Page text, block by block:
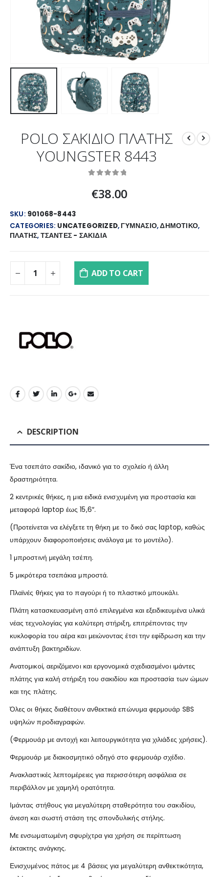
POLO ΣΑΚΙΔΙΟ ΠΛΑΤΗΣ
YOUNGSTER 8443
€38.00
SKU: 901068-8443
CATEGORIES: UNCATEGORIZED, ΓΥΜΝΑΣΙΟ,ΔΗΜΟΤΙΚΟ,
ΠΛΑΤΗΣ, ΤΣΑΝΤΕΣ - ΣΑΚΙΔΙΑ
ADD TO CART
DESCRIPTION
Ένα τσεπάτο σακίδιο, ιδανικό για το σχολείο ή άλλη
δραστηριότητα.
2 κεντρικές θήκες, η μια ειδικά ενισχυμένη για προστασία και
μεταφορά laptop έως 15,6″.
(Προτείνεται να ελέγξετε τη θήκη με το δικό σας laptop, καθώς
υπάρχουν διαφοροποιήσεις ανάλογα με το μοντέλο).
1 μπροστινή μεγάλη τσέπη.
5 μικρότερα τσεπάκια μπροστά.
Πλαϊνές θήκες για το παγούρι ή το πλαστικό μπουκάλι.
Πλάτη κατασκευασμένη από επιλεγμένα και εξειδικευμένα υλικά
νέας τεχνολογίας για καλύτερη στήριξη, επιτρέποντας την
κυκλοφορία του αέρα και μειώνοντας έτσι την εφίδρωση και την
ανάπτυξη βακτηριδίων.
Ανατομικοί, αεριζόμενοι και εργονομικά σχεδιασμένοι ιμάντες
πλάτης για καλή στήριξη του σακιδίου και προστασία των ώμων
και της πλάτης.
Όλες οι θήκες διαθέτουν ανθεκτικά επώνυμα φερμουάρ SBS
υψηλών προδιαγραφών.
(Φερμουάρ με αντοχή και λειτουργικότητα για χιλιάδες χρήσεις).
Φερμουάρ με διακοσμητικό οδηγό στο φερμουάρ σχέδιο.
Ανακλαστικές λεπτομέρειες για περισσότερη ασφάλεια σε
περιβάλλον με χαμηλή ορατότητα.
Ιμάντας στήθους για μεγαλύτερη σταθερότητα του σακιδίου,
άνεση και σωστή στάση της σπονδυλικής στήλης.
Mε ενσωματωμένη σφυρίχτρα για χρήση σε περίπτωση
έκτακτης ανάγκης.
Ενισχυμένος πάτος με 4 βάσεις για μεγαλύτερη ανθεκτικότητα,